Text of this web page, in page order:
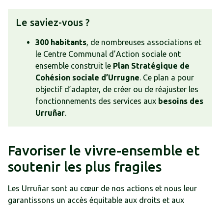
Le saviez-vous ?
300 habitants, de nombreuses associations et
le Centre Communal d’Action sociale ont
ensemble construit le Plan Stratégique de
Cohésion sociale d’Urrugne. Ce plan a pour
objectif d’adapter, de créer ou de réajuster les
fonctionnements des services aux besoins des
Urruñar.
Favoriser le vivre-ensemble et
soutenir les plus fragiles
Les Urruñar sont au cœur de nos actions et nous leur
garantissons un accès équitable aux droits et aux